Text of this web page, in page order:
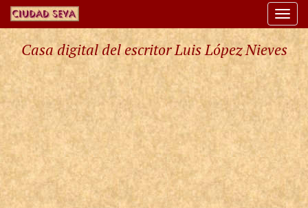
Casa digital del escritor Luis López Nieves